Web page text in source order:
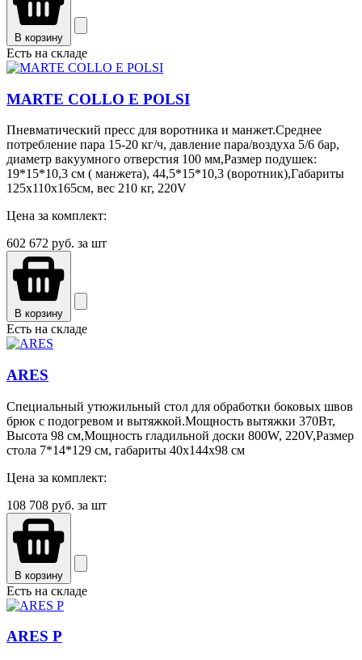
В корзину
Есть на складе
MARTE COLLO E POLSI
Пневматический пресс для воротника и манжет.Среднее
потребление пара 15-20 кг/ч, давление пара/воздуха 5/6 бар,
диаметр вакуумного отверстия 100 мм,Размер подушек:
19*15*10,3 см ( манжета), 44,5*15*10,3 (воротник),Габариты
125х110х165см, вес 210 кг, 220V
Цена за комплект:
602 672 руб. за шт
В корзину
Есть на складе
ARES
Специальный утюжильный стол для обработки боковых швов
брюк с подогревом и вытяжкой.Мощность вытяжки 370Вт,
Высота 98 см,Мощность гладильной доски 800W, 220V,Размер
стола 7*14*129 см, габариты 40х144х98 см
Цена за комплект:
108 708 руб. за шт
В корзину
Есть на складе
ARES P